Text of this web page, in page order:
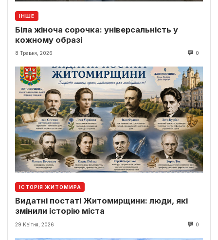
ІНШЕ
Біла жіноча сорочка: універсальність у
кожному образі
8 Травня, 2026 0
ІСТОРІЯ ЖИТОМИРА
Видатні постаті Житомирщини: люди, які
змінили історію міста
29 Квітня, 2026 0